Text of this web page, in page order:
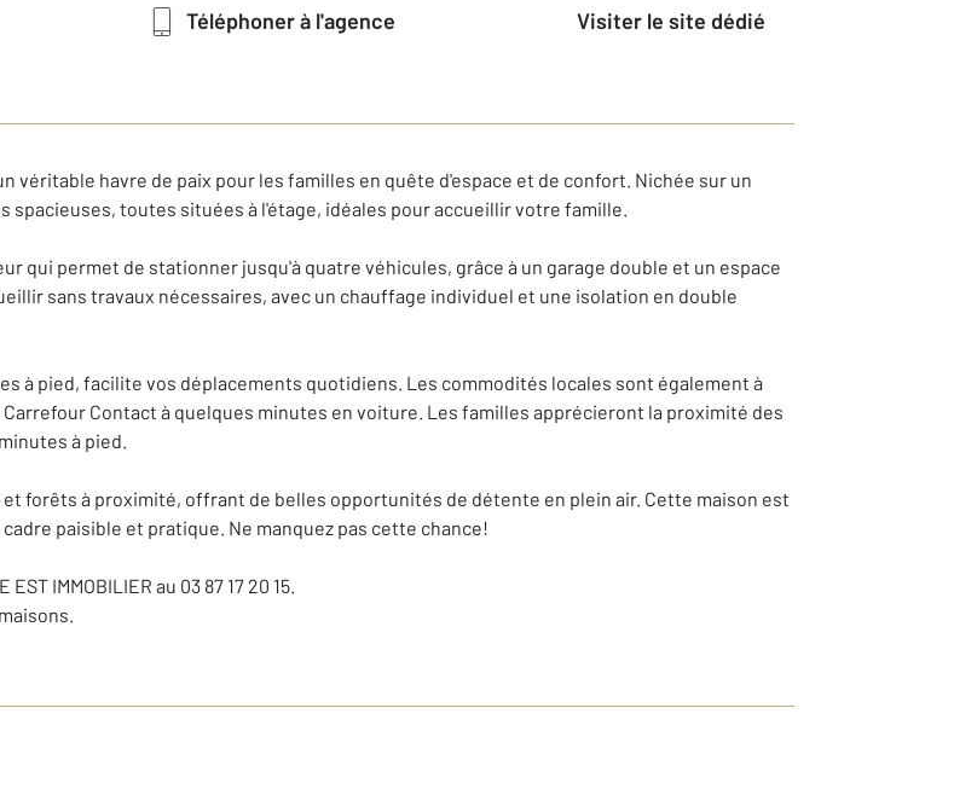
Téléphoner à l'agence Visiter le site dédié
véritable havre de paix pour les familles en quête d'espace et de confort. Nichée sur un
toutes situées à l'étage, idéales pour accueillir votre famille.
qui permet de stationner jusqu'à quatre véhicules, grâce à un garage double et un espace
sans travaux nécessaires, avec un chauffage individuel et une isolation en double
à pied, facilite vos déplacements quotidiens. Les commodités locales sont également à
Contact à quelques minutes en voiture. Les familles apprécieront la proximité des
à pied.
forêts à proximité, offrant de belles opportunités de détente en plein air. Cette maison est
paisible et pratique. Ne manquez pas cette chance!
IMMOBILIER au 03 87 17 20 15.